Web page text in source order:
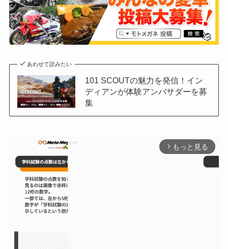
あわせて読みたい
101 SCOUTの魅力を発信！イン
ディアンが体験アンバサダーを募
集
arrow_forward_ios もっと見る